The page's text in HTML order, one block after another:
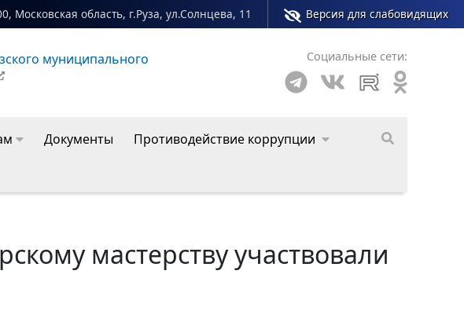
Московская область, г.Руза, ул.Солнцева, 11 Версия для слабовидящих
муниципального округа Социальные сети:
Документы
Противодействие коррупции
мастерству участвовали